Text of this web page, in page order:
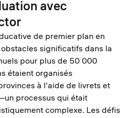
avec
de premier plan en
significatifs dans la
pour plus de 50 000
étaient organisés
à l'aide de livrets et
processus qui était
complexe. Les défis